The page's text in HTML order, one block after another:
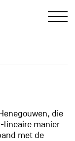
die
lineaire manier
met de